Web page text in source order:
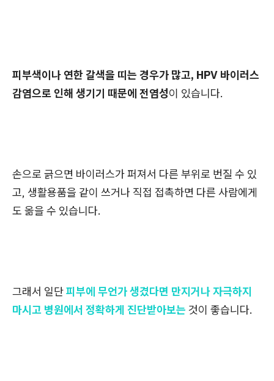
피부색이나 연한 갈색을 띠는 경우가 많고, HPV 바이러스
감염으로 인해 생기기 때문에 전염성이 있습니다.
손으로 긁으면 바이러스가 퍼져서 다른 부위로 번질 수 있
고, 생활용품을 같이 쓰거나 직접 접촉하면 다른 사람에게
도 옮을 수 있습니다.
그래서 일단피부에 무언가 생겼다면 만지거나 자극하지
마시고 병원에서 정확하게 진단받아보는 것이 좋습니다.